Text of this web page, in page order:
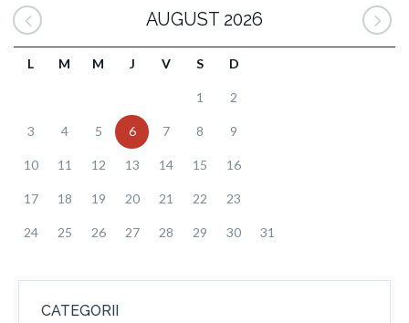
AUGUST 2026
L M M J V S D
1 2
3 4 5 6 7 8 9
10 11 12 13 14 15 16
17 18 19 20 21 22 23
24 25 26 27 28 29 30 31
CATEGORII